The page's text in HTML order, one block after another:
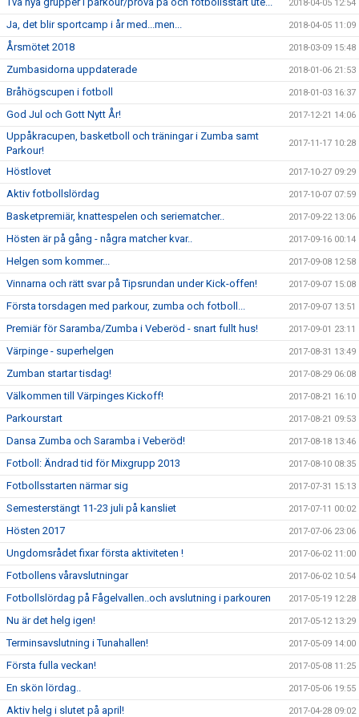
2018-04-05 12:54
Ja, det blir sportcamp i år med...men... 2018-04-05 11:09
Årsmötet 2018 2018-03-09 15:48
Zumbasidorna uppdaterade 2018-01-06 21:53
Bråhögscupen i fotboll 2018-01-03 16:37
God Jul och Gott Nytt År! 2017-12-21 14:06
Uppåkracupen, basketboll och träningar i Zumba samt
Parkour!
2017-11-17 10:28
Höstlovet 2017-10-27 09:29
Aktiv fotbollslördag 2017-10-07 07:59
Basketpremiär, knattespelen och seriematcher.. 2017-09-22 13:06
Hösten är på gång - några matcher kvar.. 2017-09-16 00:14
Helgen som kommer... 2017-09-08 12:58
Vinnarna och rätt svar på Tipsrundan under Kick-offen! 2017-09-07 15:08
Första torsdagen med parkour, zumba och fotboll... 2017-09-07 13:51
Premiär för Saramba/Zumba i Veberöd - snart fullt hus! 2017-09-01 23:11
Värpinge - superhelgen 2017-08-31 13:49
Zumban startar tisdag! 2017-08-29 06:08
Välkommen till Värpinges Kickoff! 2017-08-21 16:10
Parkourstart 2017-08-21 09:53
Dansa Zumba och Saramba i Veberöd! 2017-08-18 13:46
Fotboll: Ändrad tid för Mixgrupp 2013 2017-08-10 08:35
Fotbollsstarten närmar sig 2017-07-31 15:13
Semesterstängt 11-23 juli på kansliet 2017-07-11 00:02
Hösten 2017 2017-07-06 23:06
Ungdomsrådet fixar första aktiviteten ! 2017-06-02 11:00
Fotbollens våravslutningar 2017-06-02 10:54
Fotbollslördag på Fågelvallen..och avslutning i parkouren 2017-05-19 12:28
Nu är det helg igen! 2017-05-12 13:29
Terminsavslutning i Tunahallen! 2017-05-09 14:00
Första fulla veckan! 2017-05-08 11:25
En skön lördag.. 2017-05-06 19:55
Aktiv helg i slutet på april! 2017-04-28 09:02